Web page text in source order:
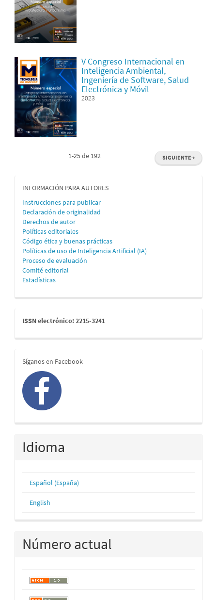
V Congreso Internacional en
Inteligencia Ambiental,
Ingeniería de Software, Salud
Electrónica y Móvil
2023
1-25 de 192 SIGUIENTE→
informacion
INFORMACIÓN PARA AUTORES
Instrucciones para publicar
Declaración de originalidad
Derechos de autor
Políticas editoriales
Código ética y buenas prácticas
Políticas de uso de Inteligencia Artificial (IA)
Proceso de evaluación
Comité editorial
Estadísticas
issn
ISSN electrónico: 2215-3241
redes
Síganos en Facebook
Idioma
Español (España)
English
Número actual